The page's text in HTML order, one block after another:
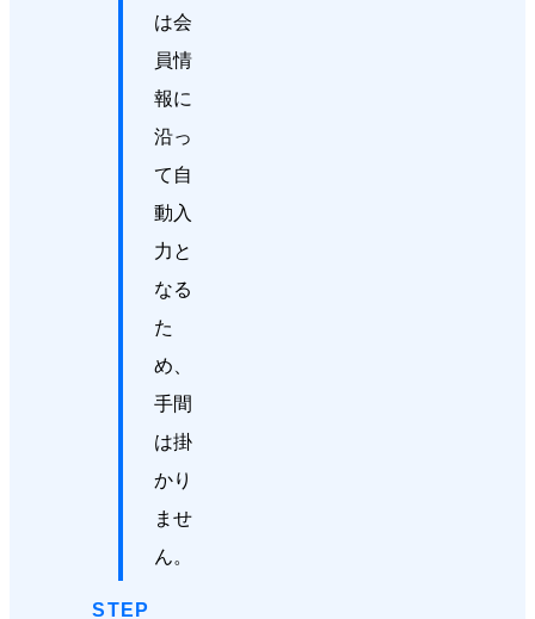
は会
員情
報に
沿っ
て自
動入
力と
なる
た
め、
手間
は掛
かり
ませ
ん。
STEP